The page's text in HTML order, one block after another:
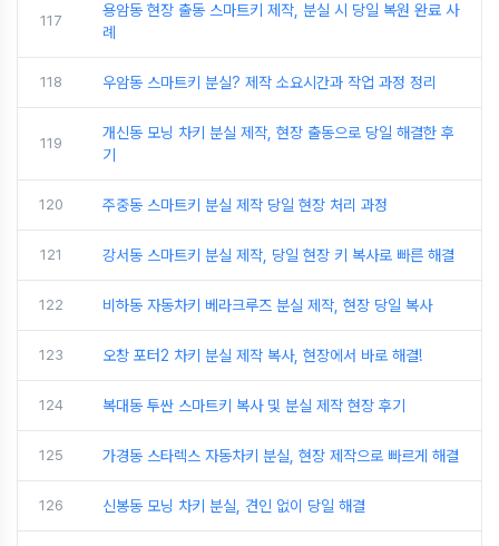
117
용암동 현장 출동 스마트키 제작, 분실 시 당일 복원 완료 사
례
118 우암동 스마트키 분실? 제작 소요시간과 작업 과정 정리
119
개신동 모닝 차키 분실 제작, 현장 출동으로 당일 해결한 후
기
120 주중동 스마트키 분실 제작 당일 현장 처리 과정
121 강서동 스마트키 분실 제작, 당일 현장 키 복사로 빠른 해결
122 비하동 자동차키 베라크루즈 분실 제작, 현장 당일 복사
123 오창 포터2 차키 분실 제작 복사, 현장에서 바로 해결!
124 복대동 투싼 스마트키 복사 및 분실 제작 현장 후기
125 가경동 스타렉스 자동차키 분실, 현장 제작으로 빠르게 해결
126 신봉동 모닝 차키 분실, 견인 없이 당일 해결